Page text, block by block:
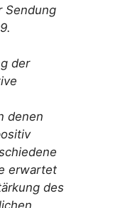
Sendung
der
denen
erwartet
des